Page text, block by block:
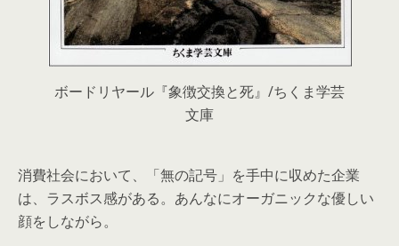
ボードリヤール『象徴交換と死』/ちくま学芸
文庫
消費社会において、「無の記号」を手中に収めた企業
は、ラスボス感がある。あんなにオーガニックな優しい
顔をしながら。